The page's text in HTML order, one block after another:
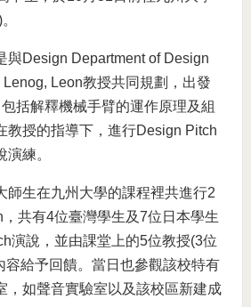
與Design Department of Design
Leon教授共同規劃，出發
括解釋機械手臂的運作原理及組
教授的指導下，進行Design Pitch
練。
師生在九州大學的課程裡共進行2
共有4位臺灣學生及7位日本學生
演說，並由課堂上的5位教授(3位
容給予回饋。當日也參觀該校特有
，如聲音實驗室以及該校區新建成